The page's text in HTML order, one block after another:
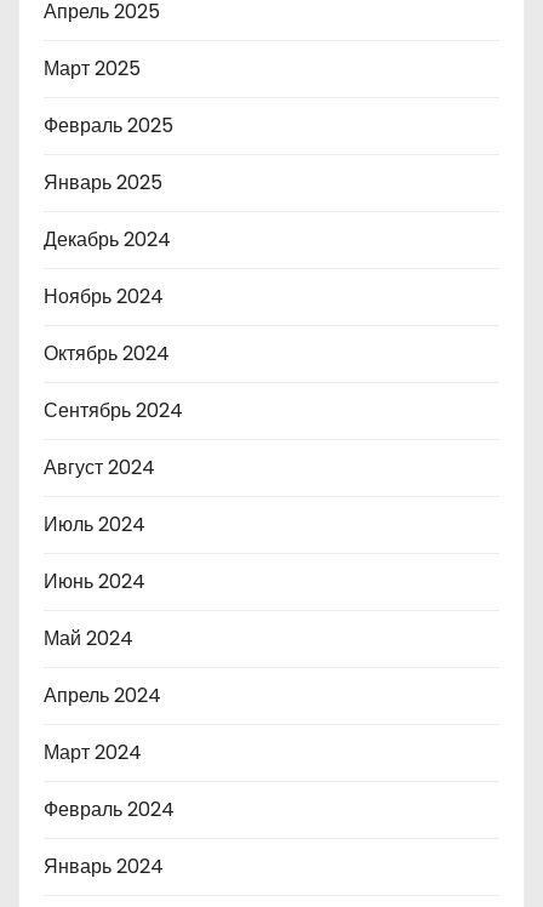
Апрель 2025
Март 2025
Февраль 2025
Январь 2025
Декабрь 2024
Ноябрь 2024
Октябрь 2024
Сентябрь 2024
Август 2024
Июль 2024
Июнь 2024
Май 2024
Апрель 2024
Март 2024
Февраль 2024
Январь 2024